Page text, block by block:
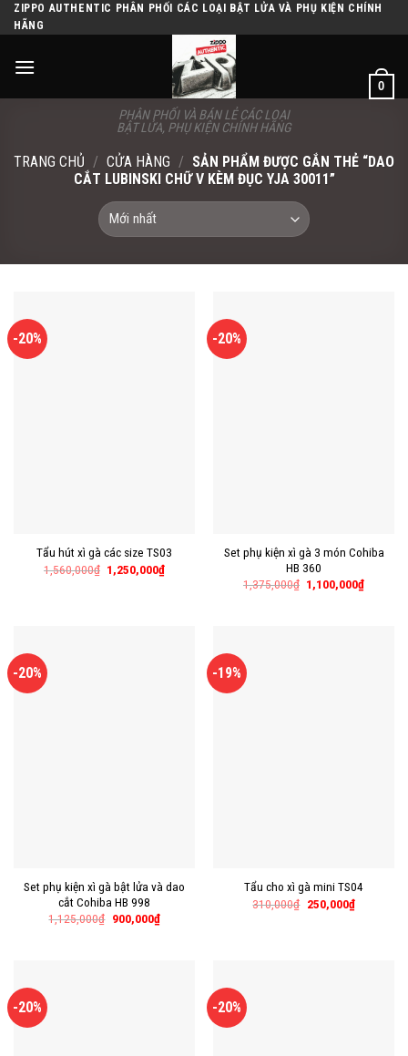
Skip
to
ZIPPO AUTHENTIC PHÂN PHỐI CÁC LOẠI BẬT LỬA VÀ PHỤ KIỆN CHÍNH
HÃNG
PHÂN PHỐI VÀ BÁN LẺ CÁC LOẠI
BẬT LỬA, PHỤ KIỆN CHÍNH HÃNG
0
TRANG CHỦ / CỬA HÀNG / SẢN PHẨM ĐƯỢC GẮN THẺ “DAO
CẮT LUBINSKI CHỮ V KÈM ĐỤC YJA 30011”
-20%
Tẩu hút xì gà các size TS03
1,560,000₫ 1,250,000₫
-20%
Set phụ kiện xì gà 3 món Cohiba
HB 360
1,375,000₫ 1,100,000₫
-20%
Set phụ kiện xì gà bật lửa và dao
cắt Cohiba HB 998
1,125,000₫ 900,000₫
-19%
Tẩu cho xì gà mini TS04
310,000₫ 250,000₫
-20% -20%